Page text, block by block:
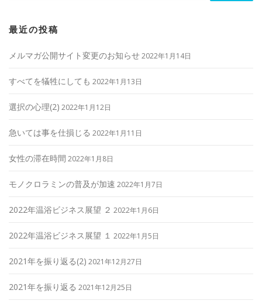
最近の投稿
メルマガ公開サイト変更のお知らせ2022年1月14日
すべてを犠牲にしても 2022年1月13日
選択の心理(2) 2022年1月12日
急いては事を仕損じる 2022年1月11日
女性の滞在時間 2022年1月8日
モノクロラミンの普及が加速 2022年1月7日
2022年温浴ビジネス展望 ２ 2022年1月6日
2022年温浴ビジネス展望 １ 2022年1月5日
2021年を振り返る(2) 2021年12月27日
2021年を振り返る 2021年12月25日